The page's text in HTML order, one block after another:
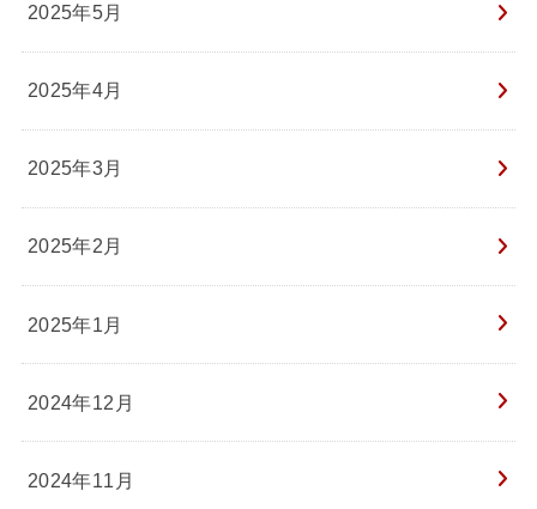
2025年5月
2025年4月
2025年3月
2025年2月
2025年1月
2024年12月
2024年11月